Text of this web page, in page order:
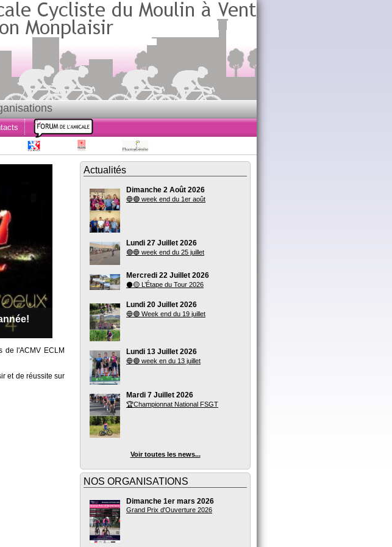
de l'ACMV ECLM
et de réussite sur
Actualités
Dimanche 2 Août 2026
🔵🟣 week end du 1er août
Lundi 27 Juillet 2026
🟣🔵 week end du 25 juillet
Mercredi 22 Juillet 2026
⚫🟡 L’Étape du Tour 2026
Lundi 20 Juillet 2026
🔵🟣 Week end du 19 juillet
Lundi 13 Juillet 2026
🔵🟣 week en du 13 juillet
Mardi 7 Juillet 2026
🏆Championnat National FSGT
Voir toutes les news...
NOS ORGANISATIONS
Dimanche 1er mars 2026
Grand Prix d'Ouverture 2026